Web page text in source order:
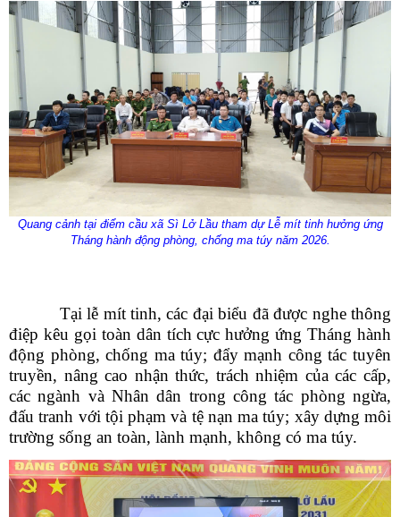
Quang cảnh tại điểm cầu xã Sì Lở Lầu tham dự Lễ mít tinh hưởng ứng
Tháng hành động phòng, chống ma túy năm 2026.
Tại lễ mít tinh, các đại biểu đã được nghe thông
điệp kêu gọi toàn dân tích cực hưởng ứng Tháng hành
động phòng, chống ma túy; đẩy mạnh công tác tuyên
truyền, nâng cao nhận thức, trách nhiệm của các cấp,
các ngành và Nhân dân trong công tác phòng ngừa,
đấu tranh với tội phạm và tệ nạn ma túy; xây dựng môi
trường sống an toàn, lành mạnh, không có ma túy.